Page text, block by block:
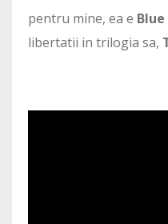
pentru mine, ea e Blue
libertatii in trilogia sa,